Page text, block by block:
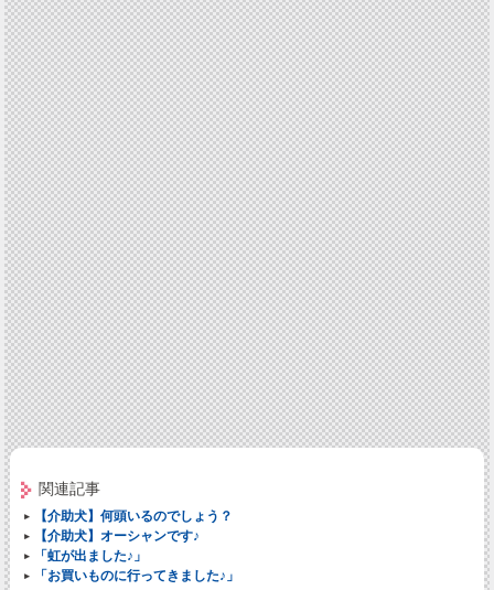
関連記事
【介助犬】何頭いるのでしょう？
【介助犬】オーシャンです♪
「虹が出ました♪」
「お買いものに行ってきました♪」